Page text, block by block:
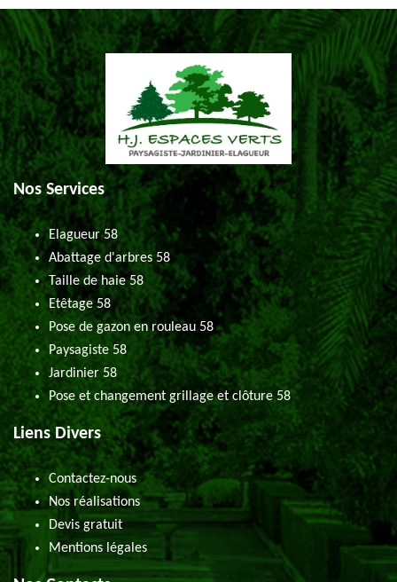
Nos Services
Elagueur 58
Abattage d'arbres 58
Taille de haie 58
Etêtage 58
Pose de gazon en rouleau 58
Paysagiste 58
Jardinier 58
Pose et changement grillage et clôture 58
Liens Divers
Contactez-nous
Nos réalisations
Devis gratuit
Mentions légales